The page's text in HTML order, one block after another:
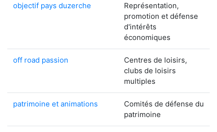
objectif pays duzerche
Représentation,
promotion et défense
d'intérêts
économiques
off road passion
Centres de loisirs,
clubs de loisirs
multiples
patrimoine et animations
Comités de défense du
patrimoine